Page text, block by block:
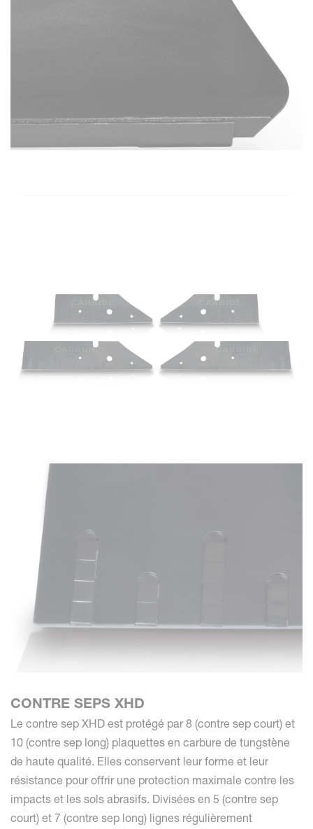
CONTRE SEPS XHD
Le contre sep XHD est protégé par 8 (contre sep court) et
10 (contre sep long) plaquettes en carbure de tungstène
de haute qualité. Elles conservent leur forme et leur
résistance pour offrir une protection maximale contre les
impacts et les sols abrasifs. Divisées en 5 (contre sep
court) et 7 (contre sep long) lignes régulièrement